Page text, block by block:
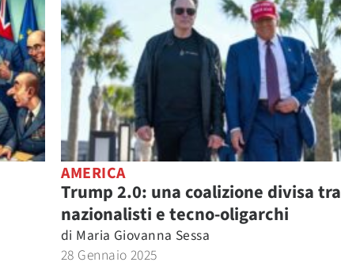
AMERICA
Trump 2.0: una coalizione divisa tra
nazionalisti e tecno-oligarchi
di Maria Giovanna Sessa
28 Gennaio 2025